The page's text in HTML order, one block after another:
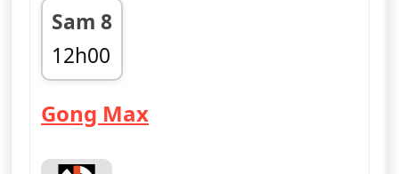
Sam 8
12h00
fin 15h00
Gong Max— Gong Max